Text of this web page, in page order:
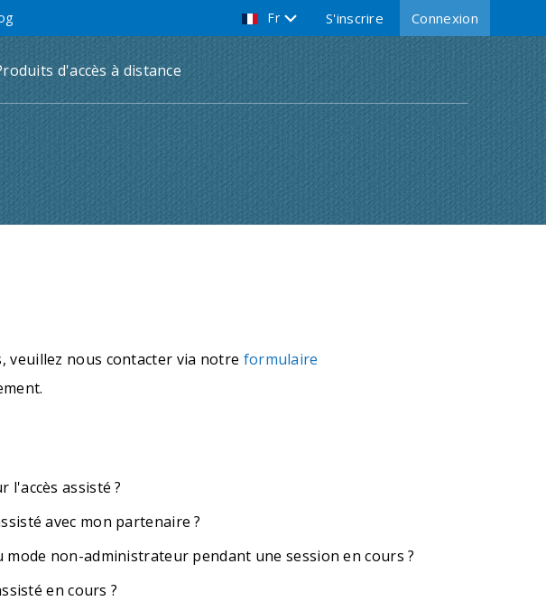
Fr Connexion
S'inscrire
d'accès à distance
veuillez nous contacter via notre formulaire
assisté ?
avec mon partenaire ?
non-administrateur pendant une session en cours ?
en cours ?